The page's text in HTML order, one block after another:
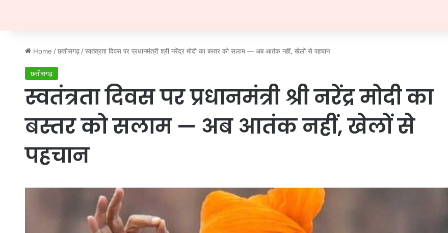
Home / छत्तीसगढ़ / स्वतंत्रता दिवस पर प्रधानमंत्री श्री नरेंद्र मोदी का बस्तर को सलाम — अब आतंक नहीं, खेलों से पहचान
छत्तीसगढ़
स्वतंत्रता दिवस पर प्रधानमंत्री श्री नरेंद्र मोदी का
बस्तर को सलाम — अब आतंक नहीं, खेलों से
पहचान